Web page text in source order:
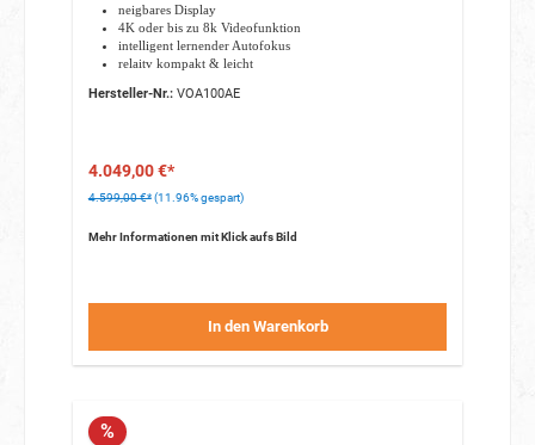
neigbares Display
4K oder bis zu 8k Videofunktion
intelligent lernender Autofokus
relaitv kompakt & leicht
Hersteller-Nr.:VOA100AE
4.049,00 €*
4.599,00 €* (11.96% gespart)
Mehr Informationen mit Klick aufs Bild
In den Warenkorb
%